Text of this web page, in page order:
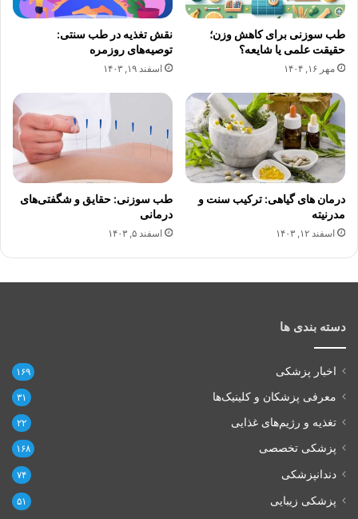
طب سوزنی برای کاهش وزن؛
حقیقت علمی یا شایعه؟
مهر ۱۶, ۱۴۰۴
نقش تغذیه در طب سنتی:
توصیه‌های روزمره
اسفند ۱۹, ۱۴۰۳
درمان های گیاهی: ترکیب سنت و
مدرنیته
اسفند ۱۲, ۱۴۰۳
طب سوزنی: حقایق و شگفتی‌های
درمانی
اسفند ۵, ۱۴۰۳
دسته بندی ها
اخبار پزشکی ۱۶۹
معرفی پزشکان و کلینیک‌ها ۳۱
تغذیه و رژیم‌های غذایی ۲۲
پزشکی تخصصی ۱۶۸
دندانپزشکی ۷۴
پزشکی زیبایی ۵۱